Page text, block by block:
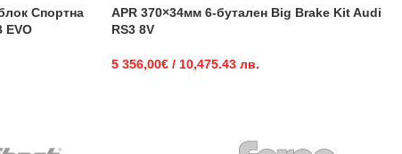
Спортна
EVO
APR 370×34мм 6-бутален Big Brake Kit Audi
RS3 8V
5 356,00€ / 10,475.43 лв.